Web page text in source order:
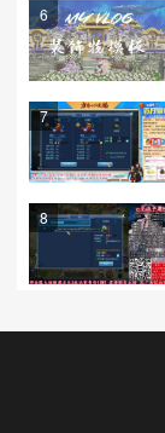
6
7
8